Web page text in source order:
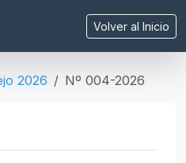
Volver al Inicio
2026 Nº 004-2026